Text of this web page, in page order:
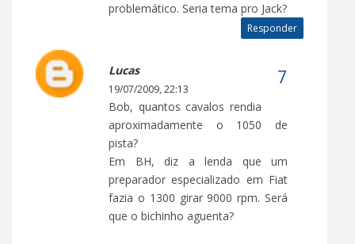
problemático. Seria tema pro Jack?
Responder
Lucas
19/07/2009, 22:13
Bob, quantos cavalos rendia
aproximadamente o 1050 de
pista?
Em BH, diz a lenda que um
preparador especializado em Fiat
fazia o 1300 girar 9000 rpm. Será
que o bichinho aguenta?